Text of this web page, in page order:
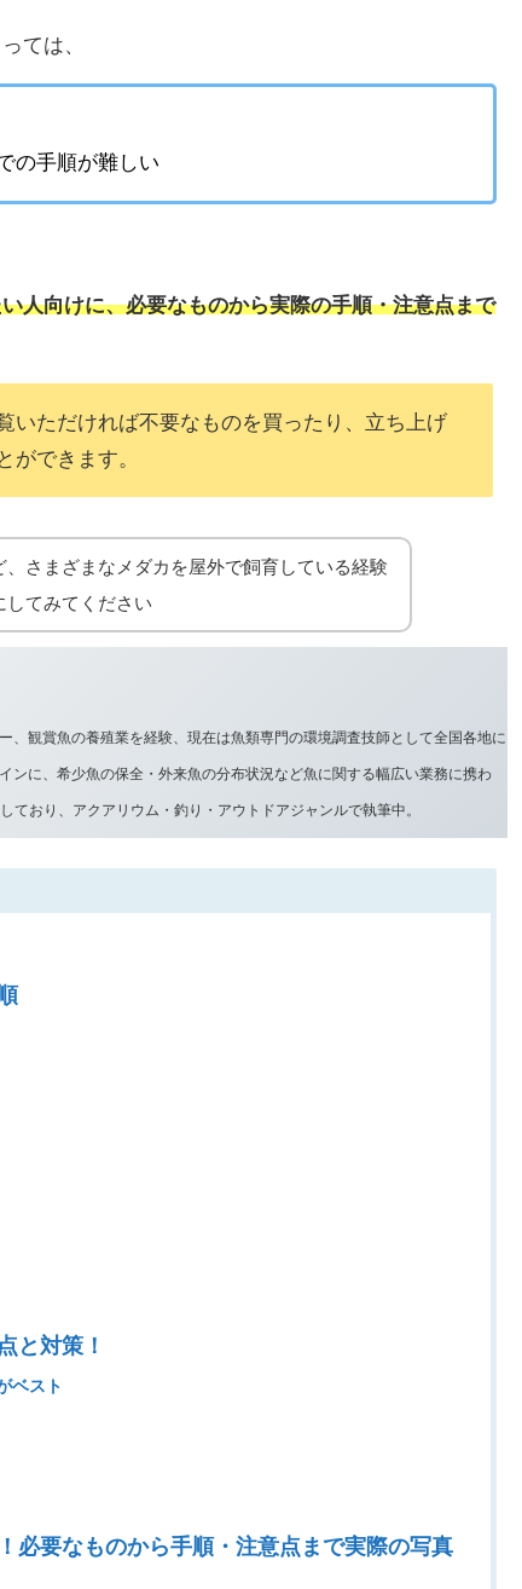
ては、
の手順が難しい
人向けに、必要なものから実際の手順・注意点まで
いただければ不要なものを買ったり、立ち上げ
ができます。
さまざまなメダカを屋外で飼育している経験
してみてください
、観賞魚の養殖業を経験、現在は魚類専門の環境調査技師として全国各地に
ンに、希少魚の保全・外来魚の分布状況など魚に関する幅広い業務に携わ
ており、アクアリウム・釣り・アウトドアジャンルで執筆中。
と対策！
ベスト
必要なものから手順・注意点まで実際の写真